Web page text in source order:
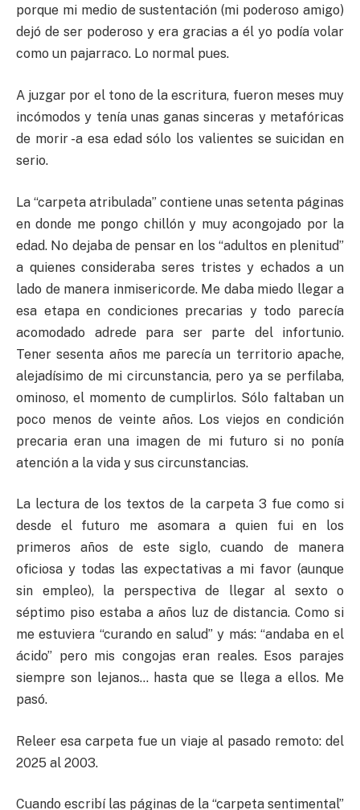
porque mi medio de sustentación (mi poderoso amigo)
dejó de ser poderoso y era gracias a él yo podía volar
como un pajarraco. Lo normal pues.
A juzgar por el tono de la escritura, fueron meses muy
incómodos y tenía unas ganas sinceras y metafóricas
de morir -a esa edad sólo los valientes se suicidan en
serio.
La “carpeta atribulada” contiene unas setenta páginas
en donde me pongo chillón y muy acongojado por la
edad. No dejaba de pensar en los “adultos en plenitud”
a quienes consideraba seres tristes y echados a un
lado de manera inmisericorde. Me daba miedo llegar a
esa etapa en condiciones precarias y todo parecía
acomodado adrede para ser parte del infortunio.
Tener sesenta años me parecía un territorio apache,
alejadísimo de mi circunstancia, pero ya se perfilaba,
ominoso, el momento de cumplirlos. Sólo faltaban un
poco menos de veinte años. Los viejos en condición
precaria eran una imagen de mi futuro si no ponía
atención a la vida y sus circunstancias.
La lectura de los textos de la carpeta 3 fue como si
desde el futuro me asomara a quien fui en los
primeros años de este siglo, cuando de manera
oficiosa y todas las expectativas a mi favor (aunque
sin empleo), la perspectiva de llegar al sexto o
séptimo piso estaba a años luz de distancia. Como si
me estuviera “curando en salud” y más: “andaba en el
ácido” pero mis congojas eran reales. Esos parajes
siempre son lejanos… hasta que se llega a ellos. Me
pasó.
Releer esa carpeta fue un viaje al pasado remoto: del
2025 al 2003.
Cuando escribí las páginas de la “carpeta sentimental”